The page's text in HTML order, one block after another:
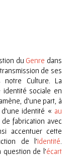
du Genre dans
de ses
Culture. La
identité sociale en
d’une part, à
identité « au
fabrication avec
accentuer cette
de l’Identité
question de l’écart